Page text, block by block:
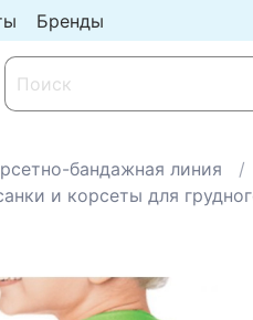
Бренды
бандажная линия
и корсеты для